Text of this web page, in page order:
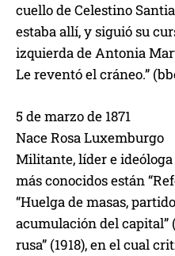
cuello de Celestino
estaba allí, y siguió su
izquierda de Antonia
Le reventó el cráneo.”
5 de marzo de 1871
Nace Rosa Luxemburgo
Militante, líder e
más conocidos están
“Huelga de masas,
acumulación del capital”
rusa” (1918), en el cual